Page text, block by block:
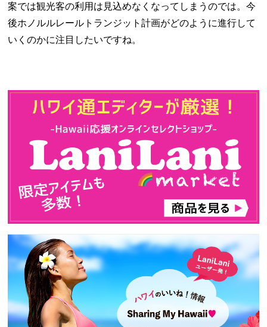
案では観光客の利用は見込めなくなってしまうのでは。今
後ホノルルレールトランジット計画がどのように進行して
いくのかに注目したいですね。